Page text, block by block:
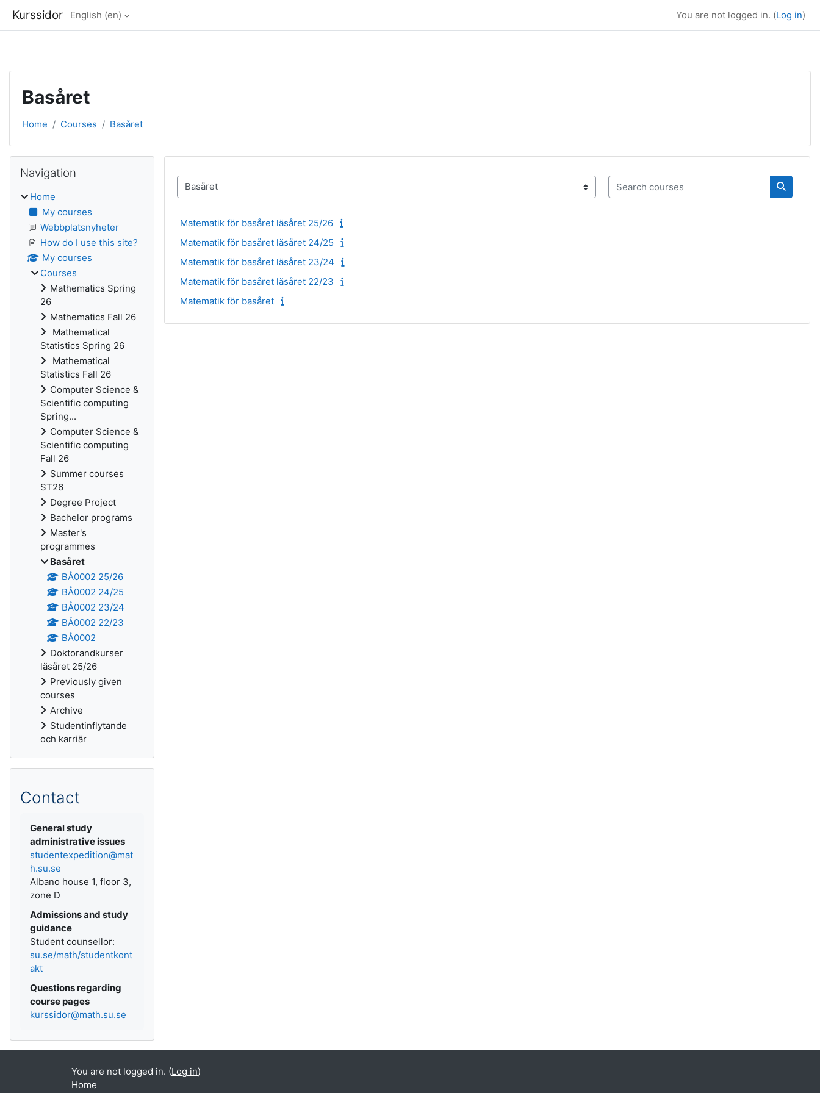
Kurssidor English ‎(en)‎ You are not logged in. (Log in)
Basåret
Home Courses Basåret
Course categories
Search courses
Search
Matematik för basåret läsåret 25/26
Matematik för basåret läsåret 24/25
Matematik för basåret läsåret 23/24
Matematik för basåret läsåret 22/23
Matematik för basåret
Blocks
Navigation
Home
My courses
Webbplatsnyheter
How do I use this site?
My courses
Courses
Mathematics Spring
26
Mathematics Fall 26
Mathematical
Statistics Spring 26
Mathematical
Statistics Fall 26
Computer Science &
Scientific computing
Spring...
Computer Science &
Scientific computing
Fall 26
Summer courses
ST26
Degree Project
Bachelor programs
Master's
programmes
Basåret
BÅ0002 25/26
BÅ0002 24/25
BÅ0002 23/24
BÅ0002 22/23
BÅ0002
Doktorandkurser
läsåret 25/26
Previously given
courses
Archive
Studentinflytande
och karriär
Contact
General study
administrative issues
studentexpedition@mat
h.su.se
Albano house 1, floor 3,
zone D
Admissions and study
guidance
Student counsellor:
su.se/math/studentkont
akt
Questions regarding
course pages
kurssidor@math.su.se
You are not logged in. (Log in)
Home